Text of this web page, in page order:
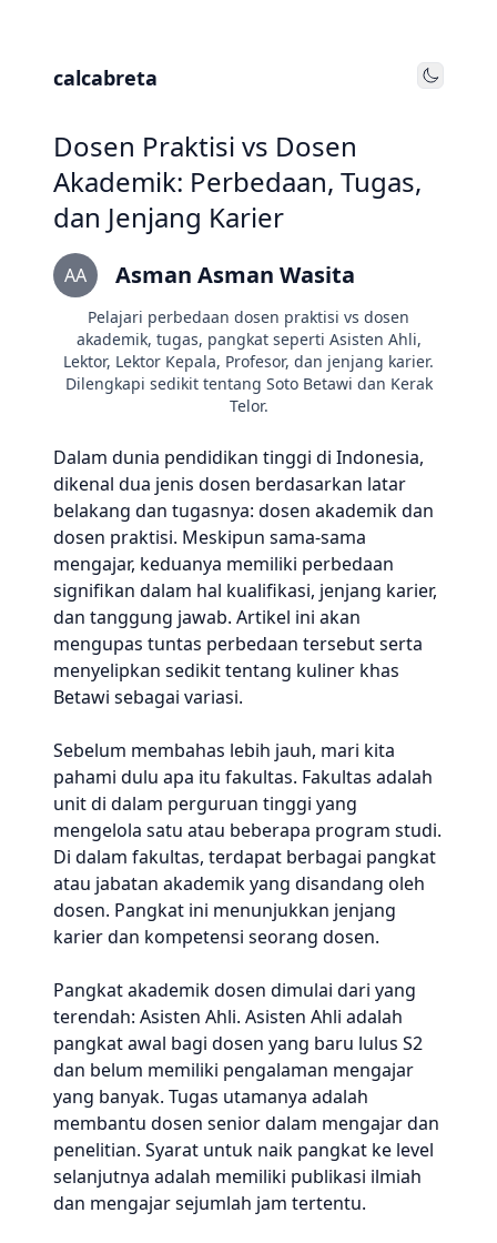
calcabreta Toggle
Dosen Praktisi vs Dosen
Akademik: Perbedaan, Tugas,
dan Jenjang Karier
AA Asman Asman Wasita
Pelajari perbedaan dosen praktisi vs dosen
akademik, tugas, pangkat seperti Asisten Ahli,
Lektor, Lektor Kepala, Profesor, dan jenjang karier.
Dilengkapi sedikit tentang Soto Betawi dan Kerak
Telor.
Dalam dunia pendidikan tinggi di Indonesia,
dikenal dua jenis dosen berdasarkan latar
belakang dan tugasnya: dosen akademik dan
dosen praktisi. Meskipun sama-sama
mengajar, keduanya memiliki perbedaan
signifikan dalam hal kualifikasi, jenjang karier,
dan tanggung jawab. Artikel ini akan
mengupas tuntas perbedaan tersebut serta
menyelipkan sedikit tentang kuliner khas
Betawi sebagai variasi.
Sebelum membahas lebih jauh, mari kita
pahami dulu apa itu fakultas. Fakultas adalah
unit di dalam perguruan tinggi yang
mengelola satu atau beberapa program studi.
Di dalam fakultas, terdapat berbagai pangkat
atau jabatan akademik yang disandang oleh
dosen. Pangkat ini menunjukkan jenjang
karier dan kompetensi seorang dosen.
Pangkat akademik dosen dimulai dari yang
terendah: Asisten Ahli. Asisten Ahli adalah
pangkat awal bagi dosen yang baru lulus S2
dan belum memiliki pengalaman mengajar
yang banyak. Tugas utamanya adalah
membantu dosen senior dalam mengajar dan
penelitian. Syarat untuk naik pangkat ke level
selanjutnya adalah memiliki publikasi ilmiah
dan mengajar sejumlah jam tertentu.